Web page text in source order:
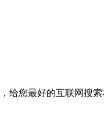
给您最好的互联网搜索